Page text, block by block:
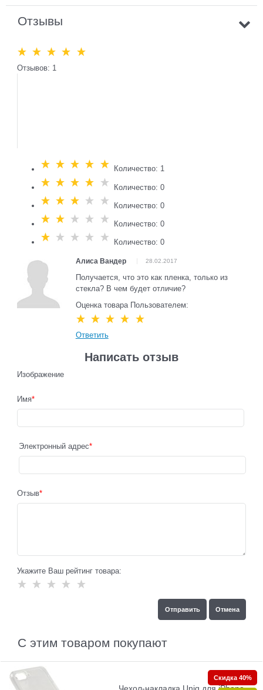
Отзывы
Отзывов: 1
Количество: 1
Количество: 0
Количество: 0
Количество: 0
Количество: 0
Алиса Вандер 28.02.2017
Получается, что это как пленка, только из
стекла? В чем будет отличие?
Оценка товара Пользователем:
Ответить
Написать отзыв
Изображение
Имя
Электронный адрес
Отзыв
Укажите Ваш рейтинг товара:
С этим товаром покупают
Скидка 40%